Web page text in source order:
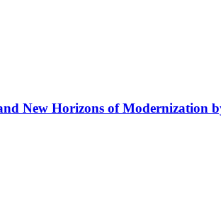
New Horizons of Modernization